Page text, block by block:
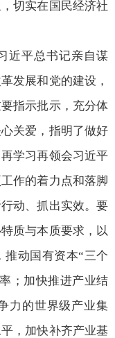
切实在国民经济社
近平总书记亲自谋
发展和党的建设，
指示批示，充分体
关爱，指明了做好
学习再领会习近平
作的着力点和落脚
动、抓出实效。要
质与本质要求，以
动国有资本“三个
；加快推进产业结
力的世界级产业集
，加快补齐产业基